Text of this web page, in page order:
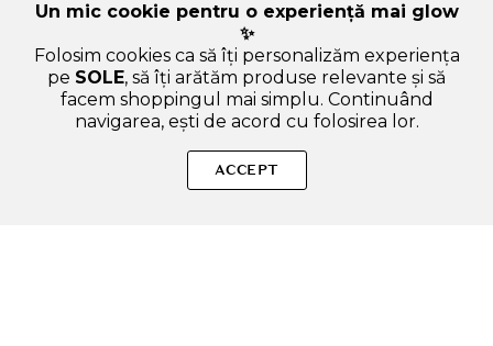
COSMETICS Red Booster Reedle Shot 100 - ser de fata
formulat cu niacinamida si arbutina, care contribuie la
Un mic cookie pentru o experiență mai glow
✨
Folosim cookies ca să îți personalizăm experiența
pe SOLE, să îți arătăm produse relevante și să
facem shoppingul mai simplu. Continuând
navigarea, ești de acord cu folosirea lor.
ACCEPT